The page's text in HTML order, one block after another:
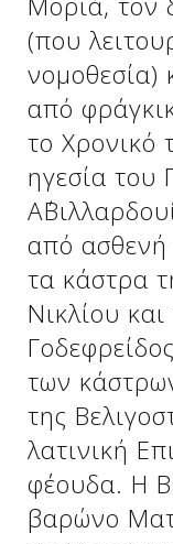
Δείτε
Δείτε
Δείτε
Δείτε
Δείτε
Δείτε
Δείτε
(που
νομοθεσία)
από
το
ηγεσία του
από ασθενή
τα κάστρα
Νικλίου
των
της
λατινική
φέουδα. Η
βαρώνο